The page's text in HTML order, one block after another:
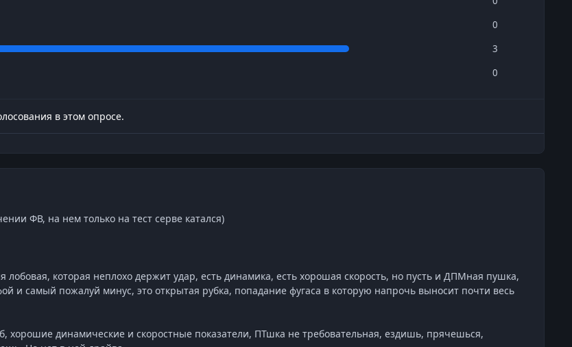
0
3
0
в этом опросе.
ФВ, на нем только на тест серве катался)
лобовая, которая неплохо держит удар, есть динамика, есть хорошая скорость, но пусть и ДПМная пушка,
и самый пожалуй минус, это открытая рубка, попадание фугаса в которую напрочь выносит почти весь
хорошие динамические и скоростные показатели, ПТшка не требовательная, ездишь, прячешься,